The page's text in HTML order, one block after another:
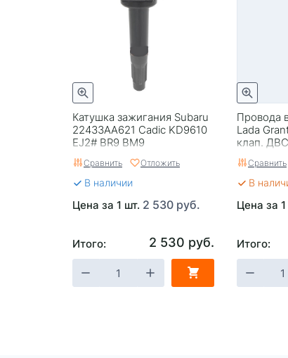
Катушка зажигания Subaru
22433AA621 Cadic KD9610
EJ2# BR9 BM9
Сравнить Отложить
В наличии
Цена за 1 шт. 2 530 руб.
Итого: 2 530 руб.
Провода
Lada
клап.
Сравнить
В
Цена за
Итого: